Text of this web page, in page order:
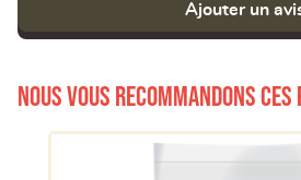
Ajouter un
Nous vous recommandons